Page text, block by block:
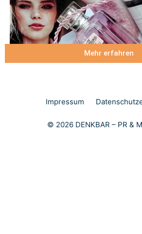
Mehr erfahren
Impressum
© 2026 DENKBAR – PR &